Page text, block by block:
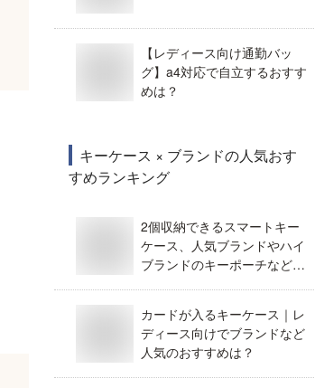
【レディース向け通勤バッ
グ】a4対応で自立するおすす
めは？
キーケース × ブランドの人気おす
すめランキング
2個収納できるスマートキー
ケース、人気ブランドやハイ
ブランドのキーポーチなどお
カードが入るキーケース｜レ
ディース向けでブランドなど
人気のおすすめは？